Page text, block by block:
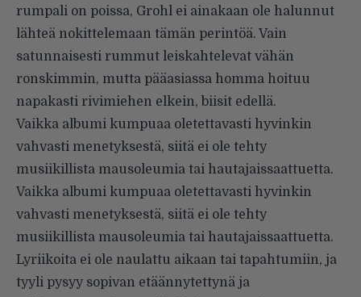
rumpali on poissa, Grohl ei ainakaan ole halunnut
lähteä nokittelemaan tämän perintöä. Vain
satunnaisesti rummut leiskahtelevat vähän
ronskimmin, mutta pääasiassa homma hoituu
napakasti rivimiehen elkein, biisit edellä.
Vaikka albumi kumpuaa oletettavasti hyvinkin
vahvasti menetyksestä, siitä ei ole tehty
musiikillista mausoleumia tai hautajaissaattuetta.
Vaikka albumi kumpuaa oletettavasti hyvinkin
vahvasti menetyksestä, siitä ei ole tehty
musiikillista mausoleumia tai hautajaissaattuetta.
Lyriikoita ei ole naulattu aikaan tai tapahtumiin, ja
tyyli pysyy sopivan etäännytettynä ja